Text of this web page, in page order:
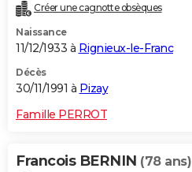
Créer une cagnotte obsèques
Naissance
11/12/1933 à Rignieux-le-Franc
Décès
30/11/1991 à Pizay
Famille PERROT
Francois BERNIN (78 ans)